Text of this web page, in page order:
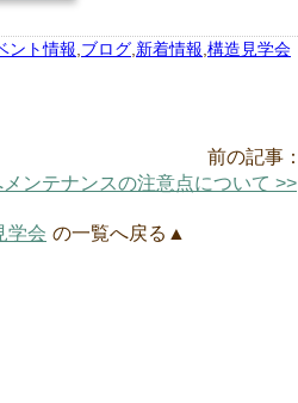
ント情報 ブログ 新着情報 構造見学会
前の記事：
ンテナンスの注意点について >>
学会 の一覧へ戻る▲